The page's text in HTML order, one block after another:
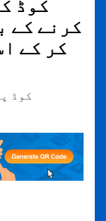
کرنے کے
کر کے